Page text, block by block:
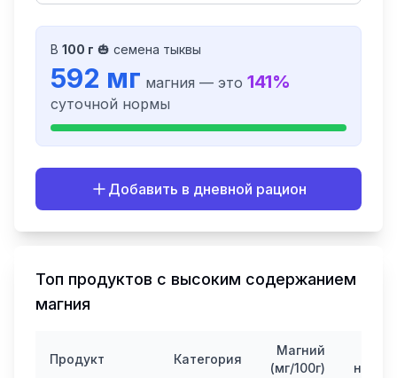
В 100 г 🎃 семена тыквы
592 мг магния — это 141%
суточной нормы
Добавить в дневной рацион
Топ продуктов с высоким содержанием
магния
Продукт Категория
Магний
(мг/100г)
нормы